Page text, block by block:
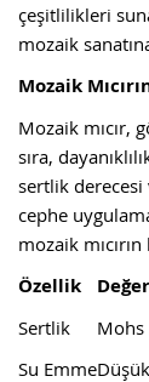
çeşitlilikleri
mozaik
Mozaik
Mozaik mıcır,
sıra,
sertlik derecesi
cephe
mozaik
Özellik Değer
Sertlik
Mohs
Su Emme